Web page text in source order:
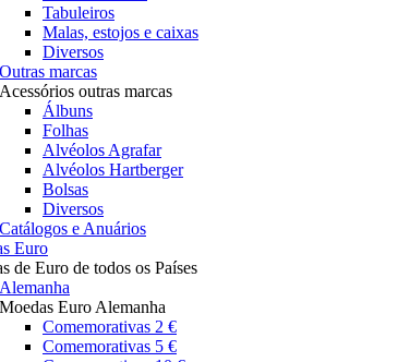
Tabuleiros
Malas, estojos e caixas
Diversos
Outras marcas
Acessórios outras marcas
Álbuns
Folhas
Alvéolos Agrafar
Alvéolos Hartberger
Bolsas
Diversos
Catálogos e Anuários
Euro
de Euro de todos os Países
Alemanha
Moedas Euro Alemanha
Comemorativas 2 €
Comemorativas 5 €